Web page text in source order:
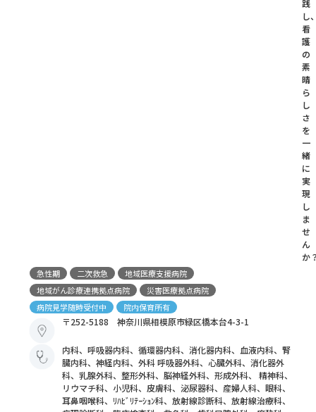
践
し
看
護
の
素
晴
ら
し
さ
を
一
緒
に
実
現
し
ま
せ
ん
か
急性期 二次救急
地域医療支援病院
地域がん診療連携拠点病院
災害医療拠点病院
病院見学随時受付中
院内保育所有
〒252-5188 神奈川県相模原市緑区橋本台4-3-1
内科、呼吸器内科、循環器内科、消化器内科、血液内科、腎
臓内科、神経内科、外科 呼吸器外科、心臓外科、消化器外
科、乳腺外科、整形外科、脳神経外科、形成外科、 精神科、
リウマチ科、小児科、皮膚科、泌尿器科、産婦人科、眼科、
耳鼻咽喉科、ﾘﾊﾋﾞﾘﾃｰｼｮﾝ科、放射線診断科、放射線治療科、